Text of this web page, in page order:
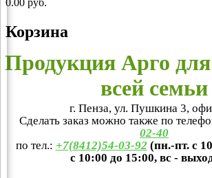
0.00 руб.
Корзина
Продукция Арго для
всей семьи
г. Пенза, ул. Пушкина 3,
Сделать заказ можно также по
02-40
по тел.: +7(8412)54-03-92 (пн.-пт. с
с 10:00 до 15:00, вс -